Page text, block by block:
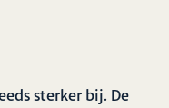
sterker bij. De